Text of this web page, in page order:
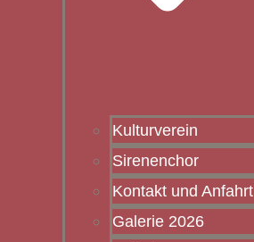
Kulturverein
Sirenenchor
Kontakt und Anfahrt
Galerie 2026